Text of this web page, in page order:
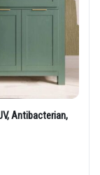
Antibacterian,